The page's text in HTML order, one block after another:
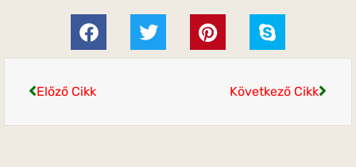
Előző Cikk Következő Cikk